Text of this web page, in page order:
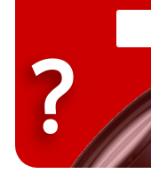
?